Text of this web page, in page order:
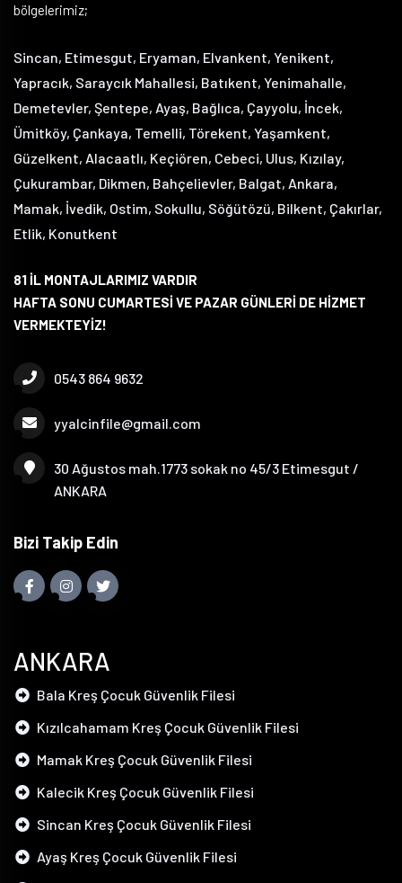
bölgelerimiz;
Sincan, Etimesgut, Eryaman, Elvankent, Yenikent,
Yapracık, Saraycık Mahallesi, Batıkent, Yenimahalle,
Demetevler, Şentepe, Ayaş, Bağlıca, Çayyolu, İncek,
Ümitköy, Çankaya, Temelli, Törekent, Yaşamkent,
Güzelkent, Alacaatlı, Keçiören, Cebeci, Ulus, Kızılay,
Çukurambar, Dikmen, Bahçelievler, Balgat, Ankara,
Mamak, İvedik, Ostim, Sokullu, Söğütözü, Bilkent, Çakırlar,
Etlik, Konutkent
81 İL MONTAJLARIMIZ VARDIR
HAFTA SONU CUMARTESİ VE PAZAR GÜNLERİ DE HİZMET
VERMEKTEYİZ!
0543 864 9632
yyalcinfile@gmail.com
30 Ağustos mah.1773 sokak no 45/3 Etimesgut /
ANKARA
Bizi Takip Edin
ANKARA
Bala Kreş Çocuk Güvenlik Filesi
Kızılcahamam Kreş Çocuk Güvenlik Filesi
Mamak Kreş Çocuk Güvenlik Filesi
Kalecik Kreş Çocuk Güvenlik Filesi
Sincan Kreş Çocuk Güvenlik Filesi
Ayaş Kreş Çocuk Güvenlik Filesi